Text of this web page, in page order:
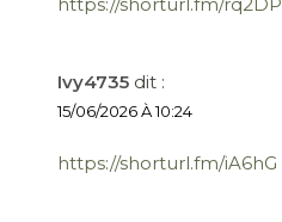
Ivy4735 dit :
15/06/2026 À 10:24
https://shorturl.fm/iA6hG